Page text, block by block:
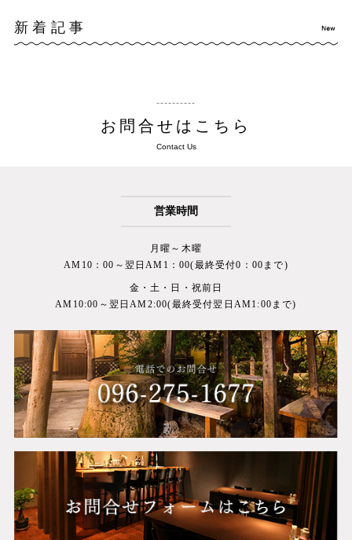
新着記事
お問合せはこちら
Contact Us
営業時間
月曜～木曜
AM10：00～翌日AM1：00(最終受付0：00まで)
金・土・日・祝前日
AM10:00～翌日AM2:00(最終受付翌日AM1:00まで)